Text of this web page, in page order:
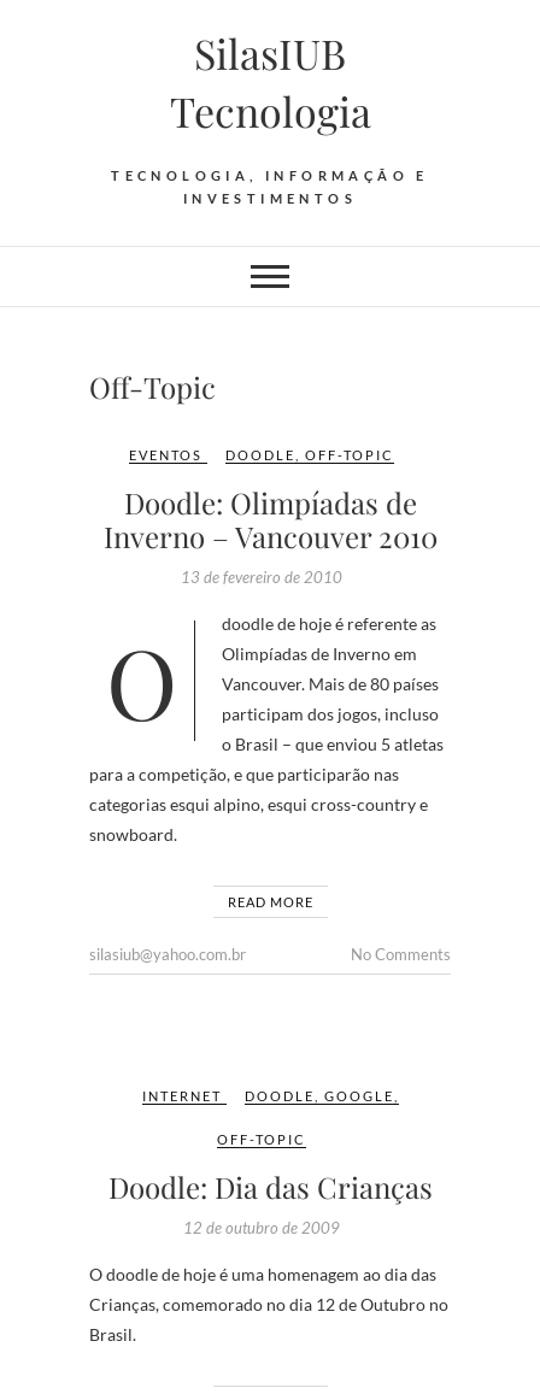
SilasIUB
Tecnologia
TECNOLOGIA, INFORMAÇÃO E
INVESTIMENTOS
Off-Topic
EVENTOS DOODLE OFF-TOPIC
Doodle: Olimpíadas de
Inverno – Vancouver 2010
13 de fevereiro de 2010
O doodle de hoje é referente as
Olimpíadas de Inverno em
Vancouver. Mais de 80 países
participam dos jogos, incluso
o Brasil – que enviou 5 atletas
para a competição, e que participarão nas
categorias esqui alpino, esqui cross-country e
snowboard.
READ MORE
silasiub@yahoo.com.br No Comments
INTERNET DOODLE GOOGLE
OFF-TOPIC
Doodle: Dia das Crianças
12 de outubro de 2009
O doodle de hoje é uma homenagem ao dia das
Crianças, comemorado no dia 12 de Outubro no
Brasil.